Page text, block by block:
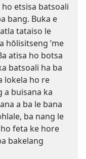
etsisa batsoali
bang. Buka e
tataiso le
hōlisitseng ’me
atisa ho botsa
batsoali ha ba
lokela ho re
a buisana ka
a ba le bana
ba nang le
feta ke hore
bakelang